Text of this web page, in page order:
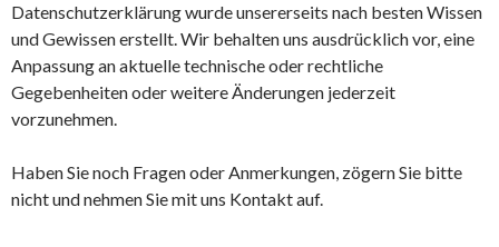
Datenschutzerklärung wurde unsererseits nach besten Wissen
und Gewissen erstellt. Wir behalten uns ausdrücklich vor, eine
Anpassung an aktuelle technische oder rechtliche
Gegebenheiten oder weitere Änderungen jederzeit
vorzunehmen.
Haben Sie noch Fragen oder Anmerkungen, zögern Sie bitte
nicht und nehmen Sie mit uns Kontakt auf.